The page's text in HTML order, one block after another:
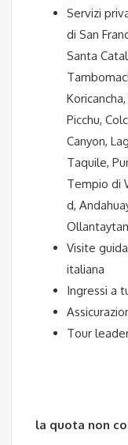
Servizi
di San
Santa
Picchu,
Canyon,
Taquile,
Tempio di
d,
Visite
italiana
Ingressi a
Tour
la quota non